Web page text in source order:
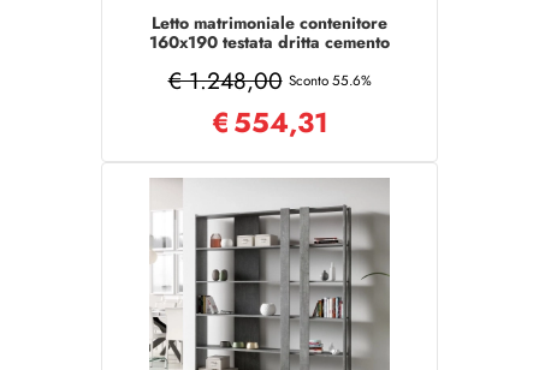
Letto matrimoniale contenitore
160x190 testata dritta cemento
€ 1.248,00 Sconto 55.6%
€554,31